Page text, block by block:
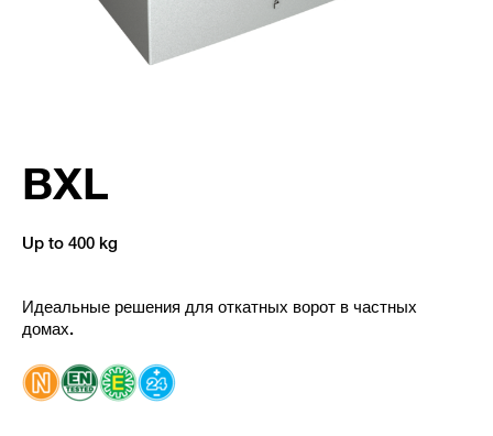
BXL
Up to 400 kg
Идеальные решения для откатных ворот в частных
домах.